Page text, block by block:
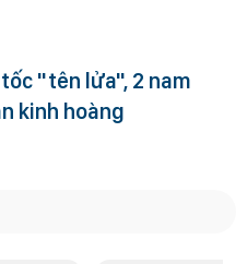
"tên lửa", 2 nam
kinh hoàng